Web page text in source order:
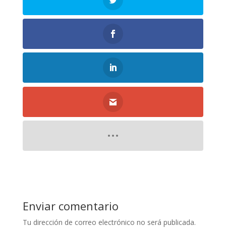
Enviar comentario
Tu dirección de correo electrónico no será publicada.